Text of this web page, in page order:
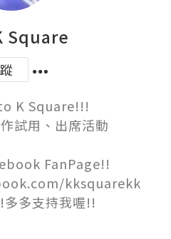
Square
K Square!!!
作試用、出席活動
FanPage!!
kksquarekk
多支持我喔!!